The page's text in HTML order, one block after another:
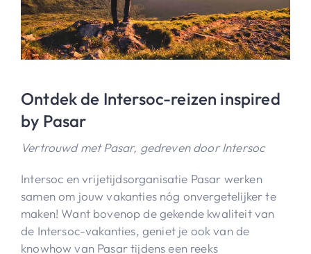
Ontdek de Intersoc-reizen inspired
by Pasar
Vertrouwd met Pasar, gedreven door Intersoc
Intersoc en vrijetijdsorganisatie Pasar werken
samen om jouw vakanties nóg onvergetelijker te
maken! Want bovenop de gekende kwaliteit van
de Intersoc-vakanties, geniet je ook van de
knowhow van Pasar tijdens een reeks